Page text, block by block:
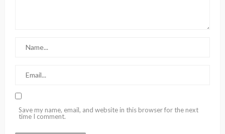
Save my name, email, and website in this browser for the next
time I comment.